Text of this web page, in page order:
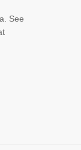
See